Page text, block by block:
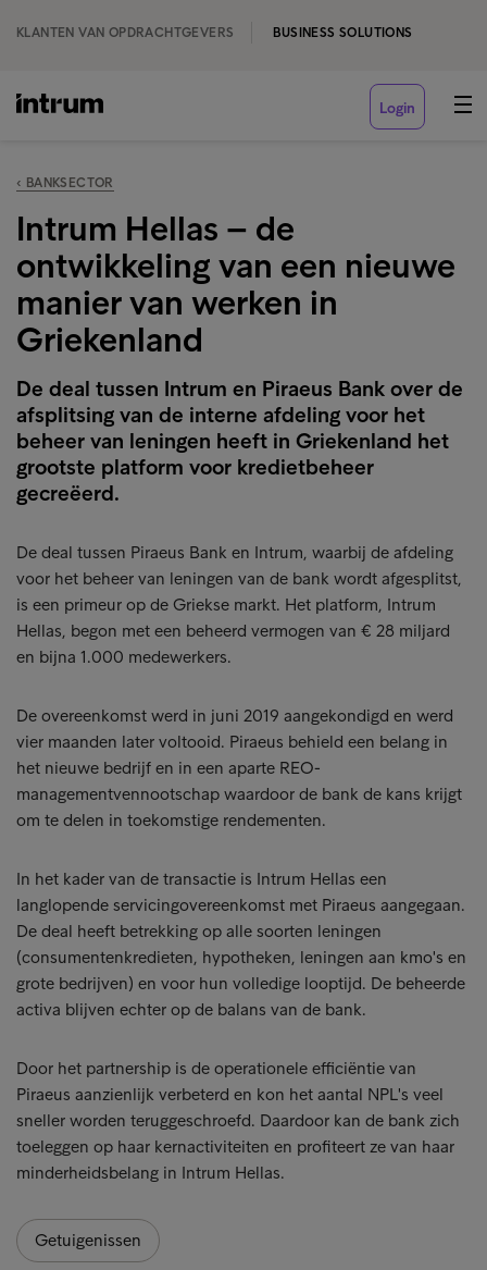
KLANTEN VAN OPDRACHTGEVERS BUSINESS SOLUTIONS
Login
‹ BANKSECTOR
Intrum Hellas – de
ontwikkeling van een nieuwe
manier van werken in
Griekenland
De deal tussen Intrum en Piraeus Bank over de
afsplitsing van de interne afdeling voor het
beheer van leningen heeft in Griekenland het
grootste platform voor kredietbeheer
gecreëerd.
De deal tussen Piraeus Bank en Intrum, waarbij de afdeling
voor het beheer van leningen van de bank wordt afgesplitst,
is een primeur op de Griekse markt. Het platform, Intrum
Hellas, begon met een beheerd vermogen van € 28 miljard
en bijna 1.000 medewerkers.
De overeenkomst werd in juni 2019 aangekondigd en werd
vier maanden later voltooid. Piraeus behield een belang in
het nieuwe bedrijf en in een aparte REO-
managementvennootschap waardoor de bank de kans krijgt
om te delen in toekomstige rendementen.
In het kader van de transactie is Intrum Hellas een
langlopende servicingovereenkomst met Piraeus aangegaan.
De deal heeft betrekking op alle soorten leningen
(consumentenkredieten, hypotheken, leningen aan kmo's en
grote bedrijven) en voor hun volledige looptijd. De beheerde
activa blijven echter op de balans van de bank.
Door het partnership is de operationele efficiëntie van
Piraeus aanzienlijk verbeterd en kon het aantal NPL's veel
sneller worden teruggeschroefd. Daardoor kan de bank zich
toeleggen op haar kernactiviteiten en profiteert ze van haar
minderheidsbelang in Intrum Hellas.
Getuigenissen